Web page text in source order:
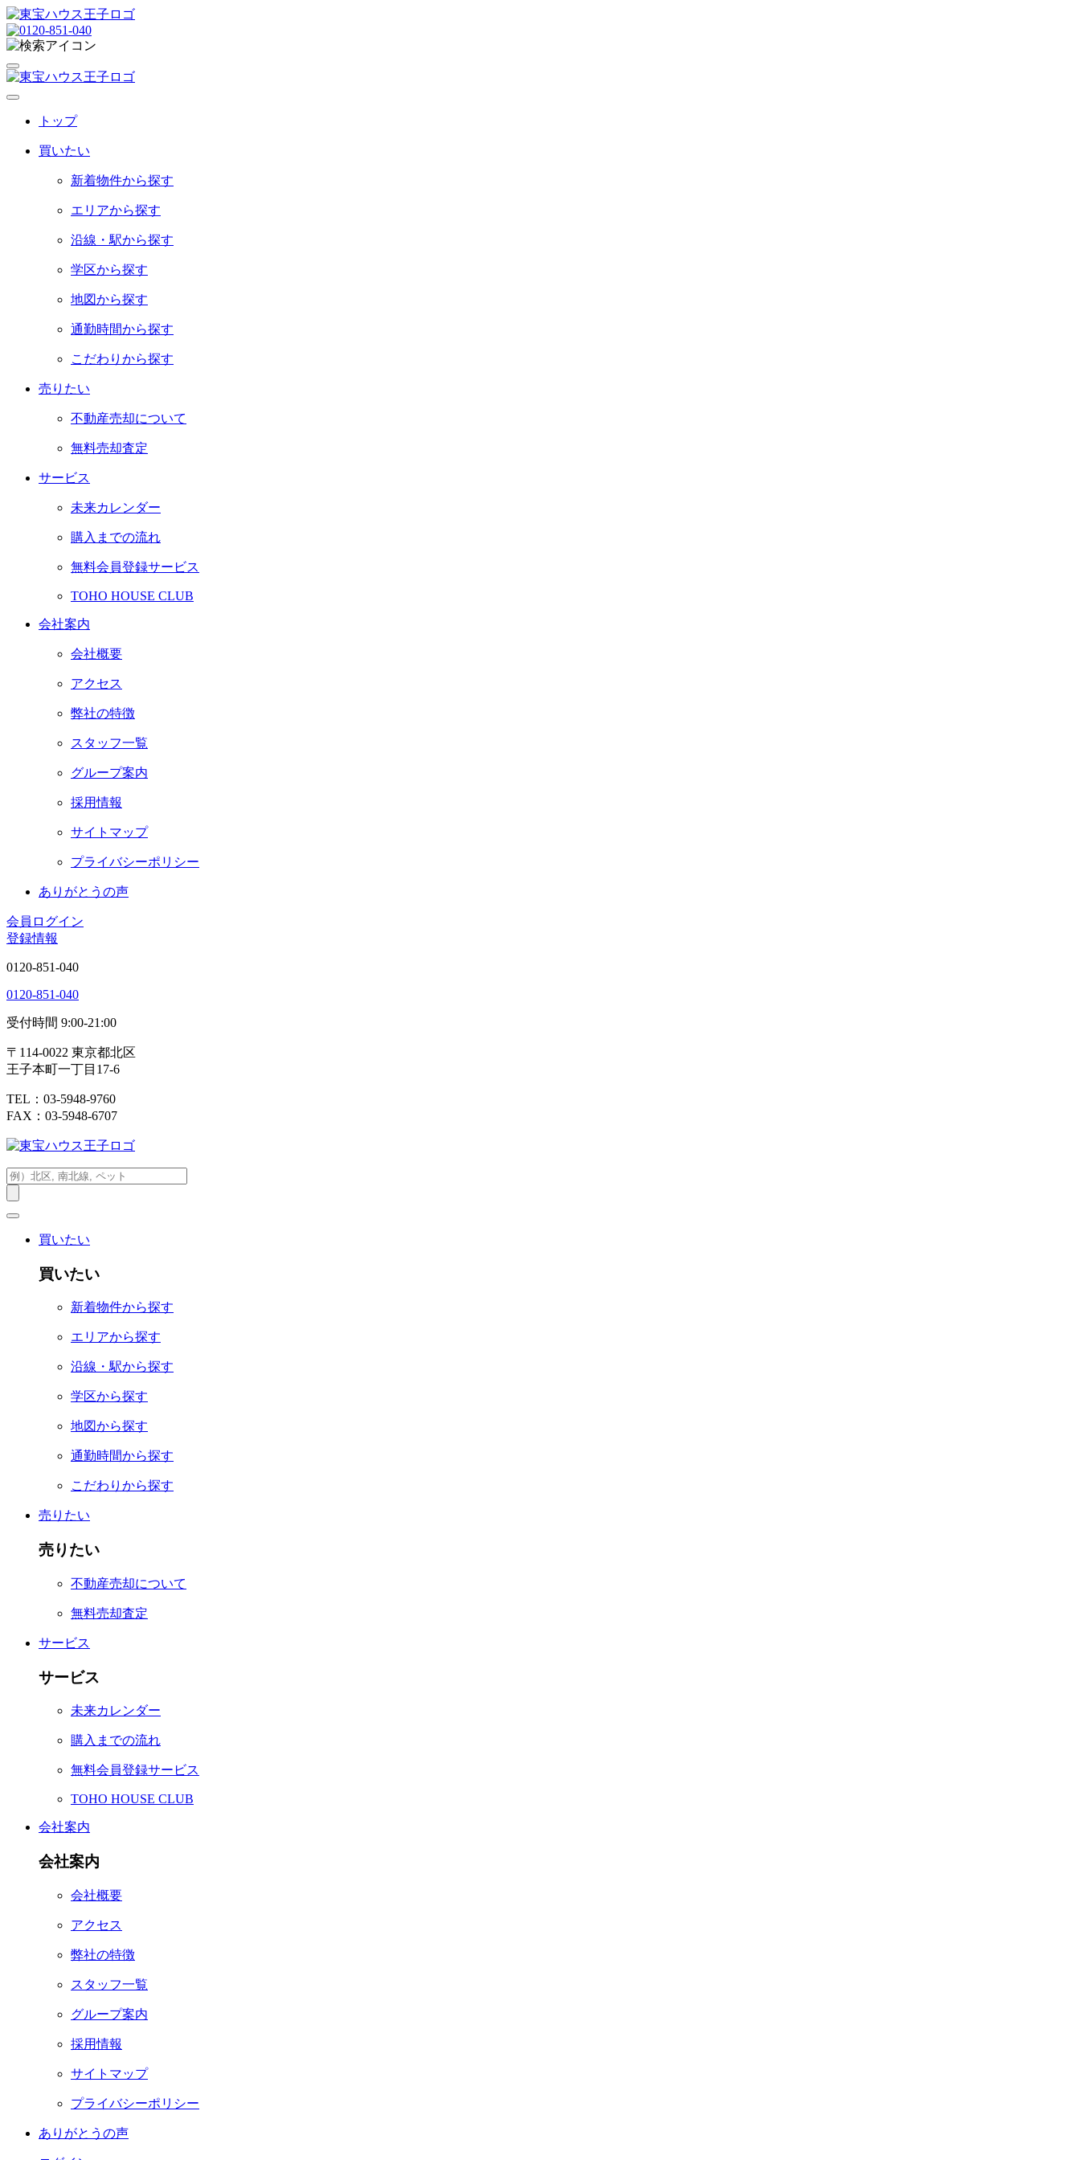
トップ
買いたい
新着物件から探す
エリアから探す
沿線・駅から探す
学区から探す
地図から探す
通勤時間から探す
こだわりから探す
売りたい
不動産売却について
無料売却査定
サービス
未来カレンダー
購入までの流れ
無料会員登録サービス
TOHO HOUSE CLUB
会社案内
会社概要
アクセス
弊社の特徴
スタッフ一覧
グループ案内
採用情報
サイトマップ
プライバシーポリシー
ありがとうの声
会員ログイン
登録情報
0120-851-040
0120-851-040
受付時間 9:00-21:00
〒114-0022 東京都北区
王子本町一丁目17-6
TEL：03-5948-9760
FAX：03-5948-6707
買いたい
買いたい
新着物件から探す
エリアから探す
沿線・駅から探す
学区から探す
地図から探す
通勤時間から探す
こだわりから探す
売りたい
売りたい
不動産売却について
無料売却査定
サービス
サービス
未来カレンダー
購入までの流れ
無料会員登録サービス
TOHO HOUSE CLUB
会社案内
会社案内
会社概要
アクセス
弊社の特徴
スタッフ一覧
グループ案内
採用情報
サイトマップ
プライバシーポリシー
ありがとうの声